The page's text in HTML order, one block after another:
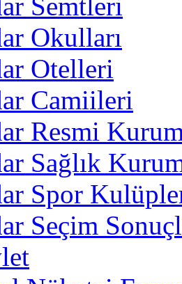
Semtleri
Okulları
Otelleri
Camiileri
Resmi
Sağlık
Spor
Seçim